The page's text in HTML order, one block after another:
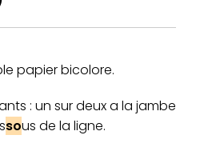
papier bicolore.
: un sur deux a la jambe
sous de la ligne.